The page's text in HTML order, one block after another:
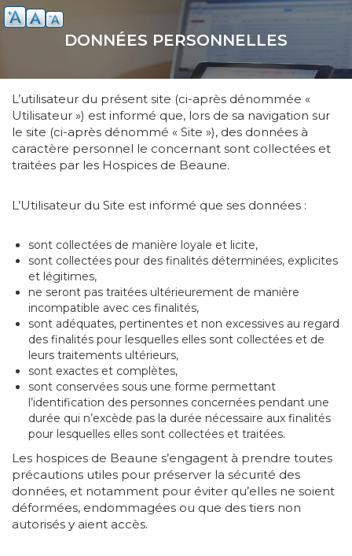
Aller
au
DONNÉES PERSONNELLES
L’utilisateur du présent site (ci-après dénommée «
Utilisateur ») est informé que, lors de sa navigation sur
le site (ci-après dénommé « Site »), des données à
caractère personnel le concernant sont collectées et
traitées par les Hospices de Beaune.
L’Utilisateur du Site est informé que ses données :
sont collectées de manière loyale et licite,
sont collectées pour des finalités déterminées, explicites
et légitimes,
ne seront pas traitées ultérieurement de manière
incompatible avec ces finalités,
sont adéquates, pertinentes et non excessives au regard
des finalités pour lesquelles elles sont collectées et de
leurs traitements ultérieurs,
sont exactes et complètes,
sont conservées sous une forme permettant
l’identification des personnes concernées pendant une
durée qui n’excède pas la durée nécessaire aux finalités
pour lesquelles elles sont collectées et traitées.
Les hospices de Beaune s’engagent à prendre toutes
précautions utiles pour préserver la sécurité des
données, et notamment pour éviter qu’elles ne soient
déformées, endommagées ou que des tiers non
autorisés y aient accès.